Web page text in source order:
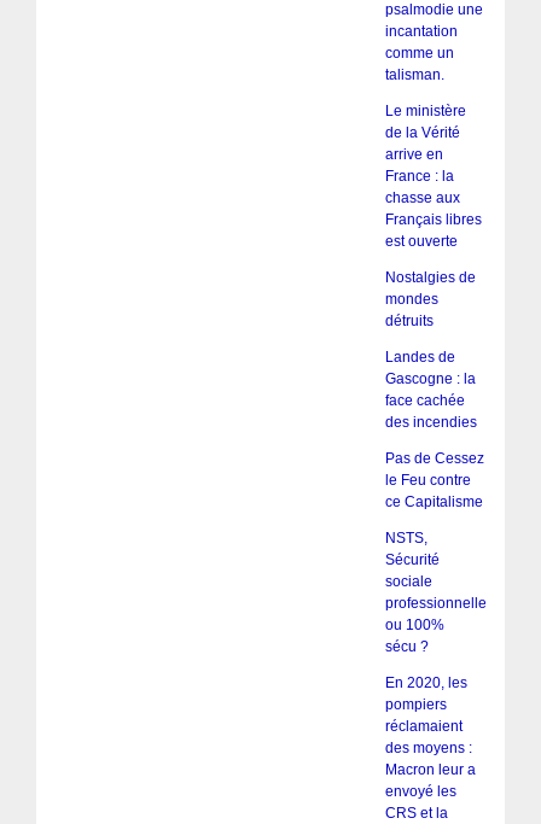
psalmodie une
incantation
comme un
talisman.
Le ministère
de la Vérité
arrive en
France : la
chasse aux
Français libres
est ouverte
Nostalgies de
mondes
détruits
Landes de
Gascogne : la
face cachée
des incendies
Pas de Cessez
le Feu contre
ce Capitalisme
NSTS,
Sécurité
sociale
professionnelle
ou 100%
sécu ?
En 2020, les
pompiers
réclamaient
des moyens :
Macron leur a
envoyé les
CRS et la